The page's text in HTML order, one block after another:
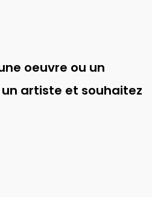
oeuvre ou un
artiste et souhaitez